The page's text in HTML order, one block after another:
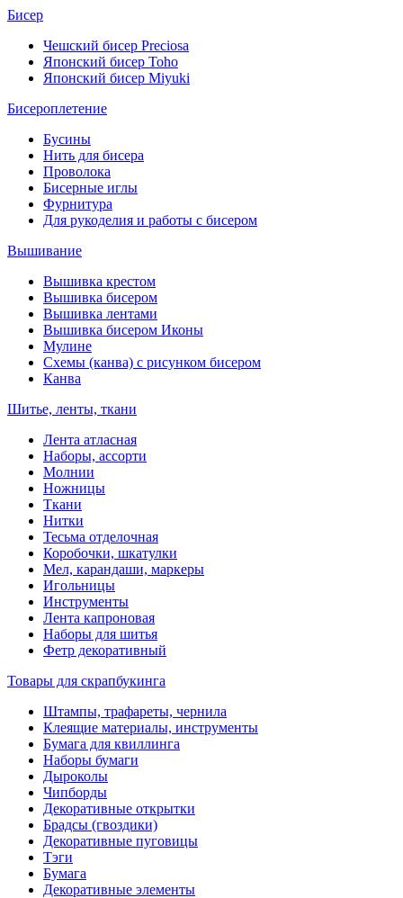
Бисер
Чешский бисер Preciosa
Японский бисер Toho
Японский бисер Miyuki
Бисероплетение
Бусины
Нить для бисера
Проволока
Бисерные иглы
Фурнитура
Для рукоделия и работы с бисером
Вышивание
Вышивка крестом
Вышивка бисером
Вышивка лентами
Вышивка бисером Иконы
Мулине
Схемы (канва) с рисунком бисером
Канва
Шитье, ленты, ткани
Лента атласная
Наборы, ассорти
Молнии
Ножницы
Ткани
Нитки
Тесьма отделочная
Коробочки, шкатулки
Мел, карандаши, маркеры
Игольницы
Инструменты
Лента капроновая
Наборы для шитья
Фетр декоративный
Товары для скрапбукинга
Штампы, трафареты, чернила
Клеящие материалы, инструменты
Бумага для квиллинга
Наборы бумаги
Дыроколы
Чипборды
Декоративные открытки
Брадсы (гвоздики)
Декоративные пуговицы
Тэги
Бумага
Декоративные элементы